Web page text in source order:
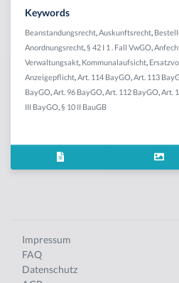
Keywords
Beanstandungsrecht Auskunftsrecht
Anordnungsrecht § 42 I 1 . Fall VwGO
Verwaltungsakt Kommunalaufsicht
Anzeigepflicht Art. 114 BayGO Art. 113
BayGO Art. 96 BayGO Art. 112 BayGO Art.
III BayGO § 10 II BauGB
Impressum
FAQ
Datenschutz